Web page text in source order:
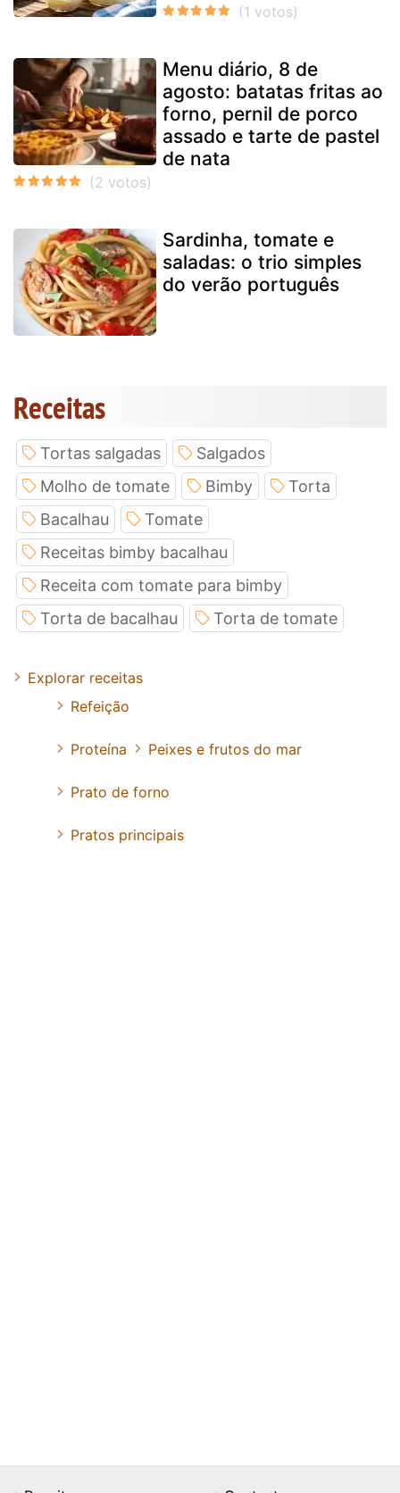
Menu diário, 8 de
agosto: batatas fritas ao
forno, pernil de porco
assado e tarte de pastel
de nata
Sardinha, tomate e
saladas: o trio simples
do verão português
Receitas
Tortas salgadas
Salgados
Molho de tomate
Bimby
Torta
Bacalhau
Tomate
Receitas bimby bacalhau
Receita com tomate para bimby
Torta de bacalhau
Torta de tomate
Explorar receitas
Refeição
Proteína Peixes e frutos do mar
Prato de forno
Pratos principais